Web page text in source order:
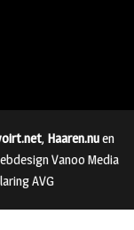
, Haaren.nuen
Vanoo Media
AVG